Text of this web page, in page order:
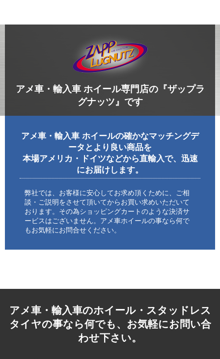
アメ車・輸入車 ホイール専門店の『ザップラ
グナッツ』です
アメ車・輸入車 ホイールの確かなマッチングデ
ータとより良い商品を
本場アメリカ・ドイツなどから直輸入で、迅速
にお届けします。
弊社では、お客様に安心してお求め頂くために、ご相
談・ご説明をさせて頂いてからお買い求めいただいて
おります。その為ショッピングカートのような決済サ
ービスはございません。アメ車ホイールの事なら何で
もお気軽にお問合せください。
アメ車・輸入車のホイール・スタッドレス
タイヤの事なら何でも、お気軽にお問い合
わせ下さい。